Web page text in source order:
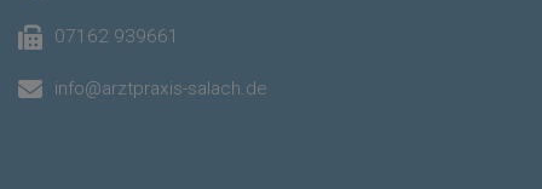
07162 939661
info@arztpraxis-salach.de